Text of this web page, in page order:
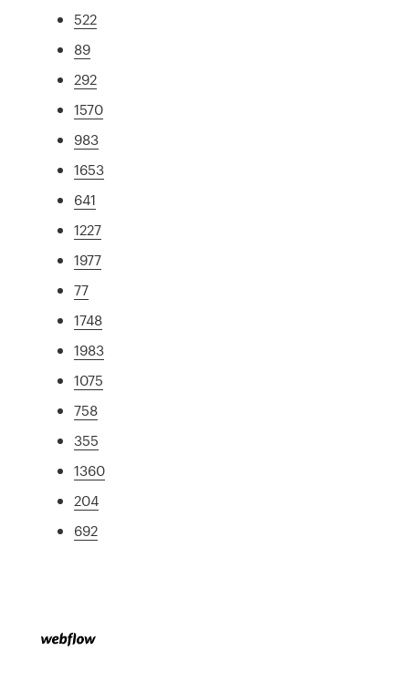
522
89
292
1570
983
1653
641
1227
1977
77
1748
1983
1075
758
355
1360
204
692